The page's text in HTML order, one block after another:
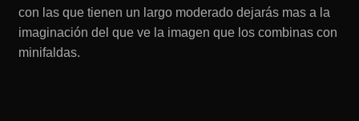
con las que tienen un largo moderado dejarás mas a la
imaginación del que ve la imagen que los combinas con
minifaldas.